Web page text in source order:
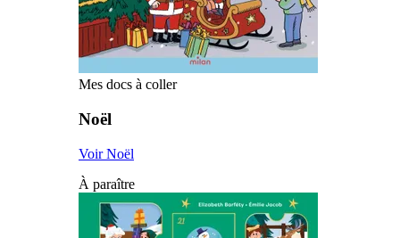
Mes docs à coller
Noël
Voir Noël
À paraître